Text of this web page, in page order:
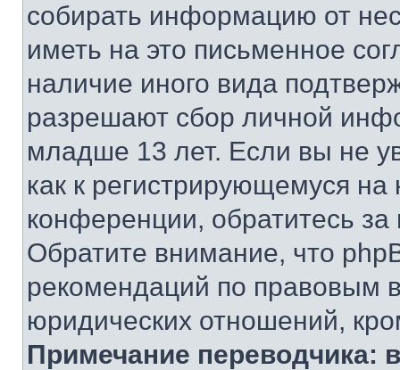
собирать информацию от
иметь на это письменное
наличие иного вида
разрешают сбор личной
младше 13 лет. Если вы не
как к регистрирующемуся
конференции, обратитесь
Обратите внимание, что
рекомендаций по правовым
юридических отношений,
Примечание переводчика: